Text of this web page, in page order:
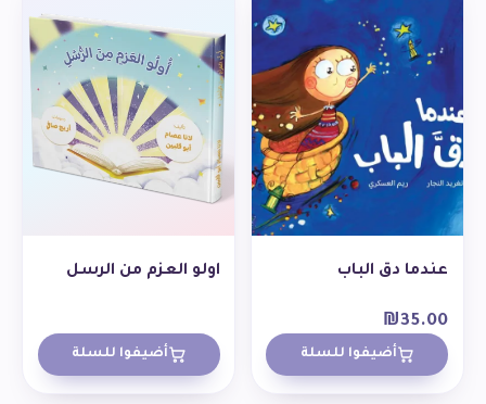
عندما دق الباب
₪35.00
أضيفوا للسلة
اولو العزم من الرسل
أضيفوا للسلة